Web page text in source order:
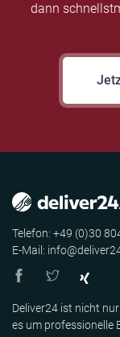
dann
Telefon: +49 (0)30
E-Mail:
Deliver24 ist nicht
es um professionelle